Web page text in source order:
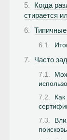
Когда
стирается
Часто